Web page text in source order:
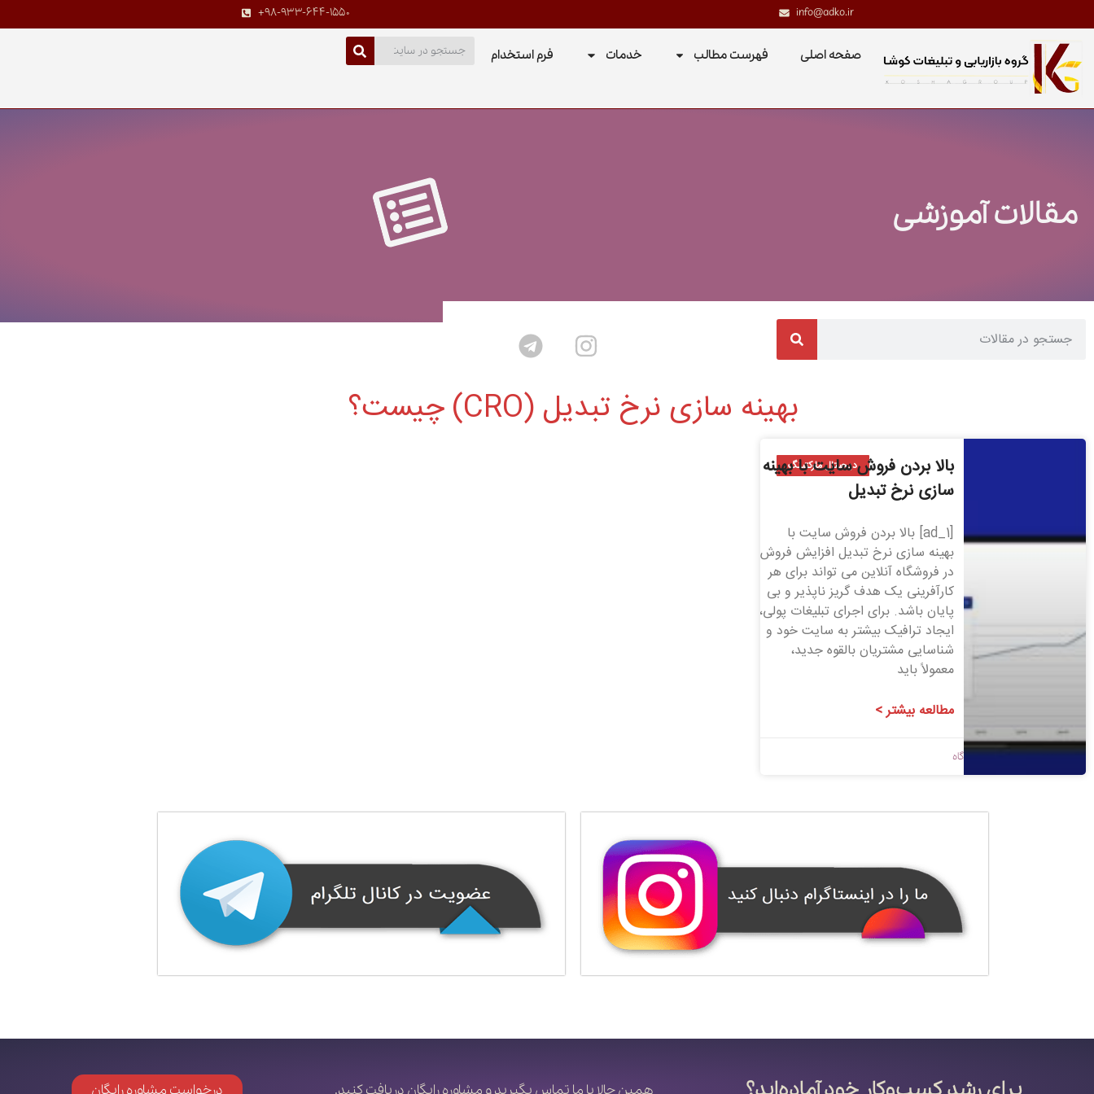
info@adko.ir
+98-933-644-1550
صفحه اصلی فهرست مطالب خدمات فرم استخدام
مقالات آموزشی
بهینه سازی نرخ تبدیل (CRO) چیست؟
دیجیتال مارکتینگ
بالا بردن فروش سایت با بهینه
سازی نرخ تبدیل
[ad_1] بالا بردن فروش سایت با
بهینه سازی نرخ تبدیل افزایش فروش
در فروشگاه آنلاین می تواند برای هر
کارآفرینی یک هدف گریز ناپذیر و بی
پایان باشد. برای اجرای تبلیغات پولی،
ایجاد ترافیک بیشتر به سایت خود و
شناسایی مشتریان بالقوه جدید،
معمولاً باید
مطالعه بیشتر >
1399/08/01 بدون دیدگاه
همین حالا با ما تماس بگیرید و مشاوره رایگان دریافت کنید. درخواست مشاوره رایگان